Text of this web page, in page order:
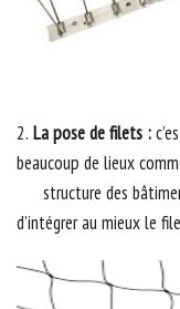
2. La pose de filets :
beaucoup de lieux
structure des
d’intégrer au mieux le